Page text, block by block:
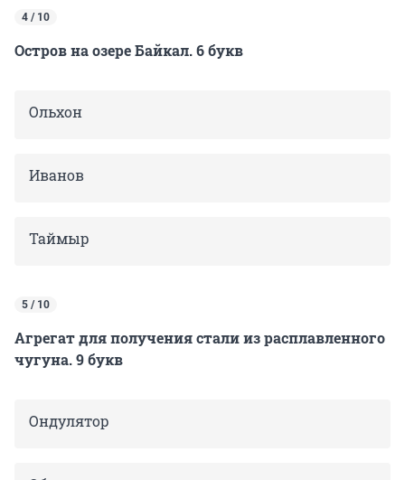
4 / 10
Остров на озере Байкал. 6 букв
Ольхон
Иванов
Таймыр
5 / 10
Агрегат для получения стали из расплавленного
чугуна. 9 букв
Ондулятор